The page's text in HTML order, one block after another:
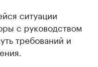
ситуации
с руководством
требований и